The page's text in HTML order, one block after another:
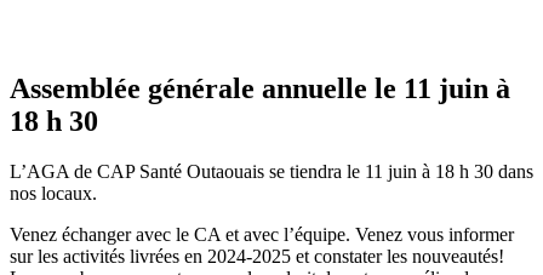
Assemblée générale annuelle le 11 juin à
18 h 30
L’AGA de CAP Santé Outaouais se tiendra le 11 juin à 18 h 30 dans
nos locaux.
Venez échanger avec le CA et avec l’équipe. Venez vous informer
sur les activités livrées en 2024-2025 et constater les nouveautés!